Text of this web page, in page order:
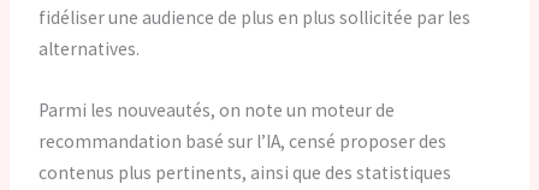
fidéliser une audience de plus en plus sollicitée par les
alternatives.
Parmi les nouveautés, on note un moteur de
recommandation basé sur l’IA, censé proposer des
contenus plus pertinents, ainsi que des statistiques